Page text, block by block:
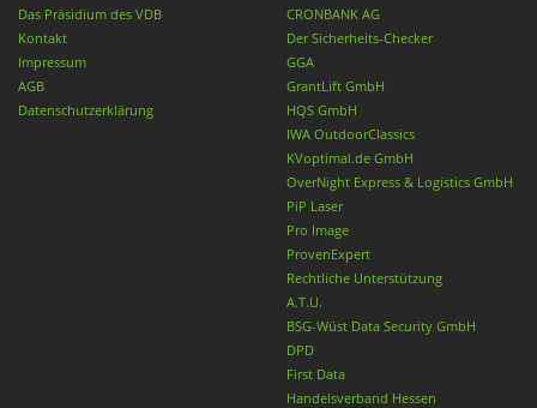
Das Präsidium des VDB
Kontakt
Impressum
AGB
Datenschutzerklärung
CRONBANK AG
Der Sicherheits-Checker
GGA
GrantLift GmbH
HQS GmbH
IWA OutdoorClassics
KVoptimal.de GmbH
OverNight Express & Logistics GmbH
PiP Laser
Pro Image
ProvenExpert
Rechtliche Unterstützung
A.T.U.
BSG-Wüst Data Security GmbH
DPD
First Data
Handelsverband Hessen